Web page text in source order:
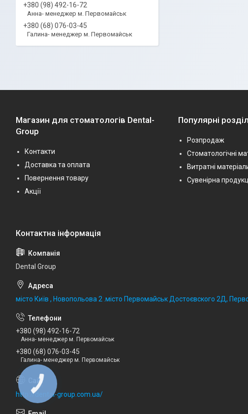
+380 (98) 492-16-72
Анна- менеджер м. Первомайськ
+380 (68) 076-03-45
Галина- менеджер м. Первомайськ
Магазин для стоматологів Dental-
Group
Контакти
Доставка та оплата
Повернення товару
Акції
Популярні
Розпродаж
Стоматологічні
Витратні
Сувенірна
Dental Group
місто Київ , Новопольова 2 .місто Первомайськ Достоєвского 2Д,
+380 (98) 492-16-72
Анна- менеджер м. Первомайськ
+380 (68) 076-03-45
Галина- менеджер м. Первомайськ
http://dental-group.com.ua/